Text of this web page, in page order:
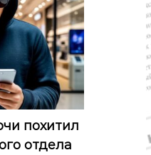
похитил
отдела